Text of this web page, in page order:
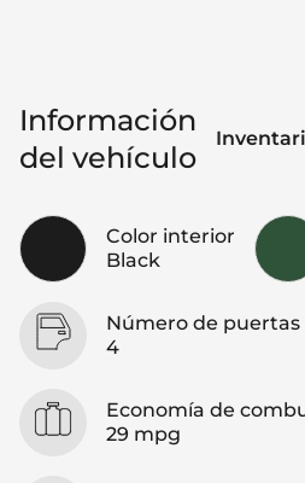
Información
del vehículo
Color interior
Black
Número de puertas
4
Economía de
29 mpg